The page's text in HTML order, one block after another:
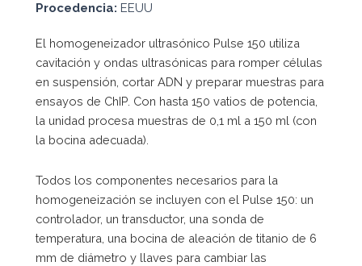
Procedencia: EEUU
El homogeneizador ultrasónico Pulse 150 utiliza
cavitación y ondas ultrasónicas para romper células
en suspensión, cortar ADN y preparar muestras para
ensayos de ChIP. Con hasta 150 vatios de potencia,
la unidad procesa muestras de 0,1 ml a 150 ml (con
la bocina adecuada).
Todos los componentes necesarios para la
homogeneización se incluyen con el Pulse 150: un
controlador, un transductor, una sonda de
temperatura, una bocina de aleación de titanio de 6
mm de diámetro y llaves para cambiar las